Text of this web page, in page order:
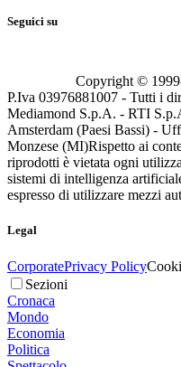
Seguici su
Copyright ©
P.Iva 03976881007 - Tutti i
Mediamond S.p.A. - RTI
Amsterdam (Paesi Bassi) -
Monzese (MI)Rispetto ai
riprodotti è vietata ogni
sistemi di intelligenza
espresso di utilizzare mezzi
Legal
CorporatePrivacy Policy
Sezioni
Cronaca
Mondo
Economia
Politica